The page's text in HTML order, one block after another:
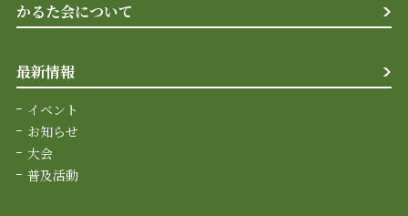
かるた会について
最新情報
イベント
お知らせ
大会
普及活動